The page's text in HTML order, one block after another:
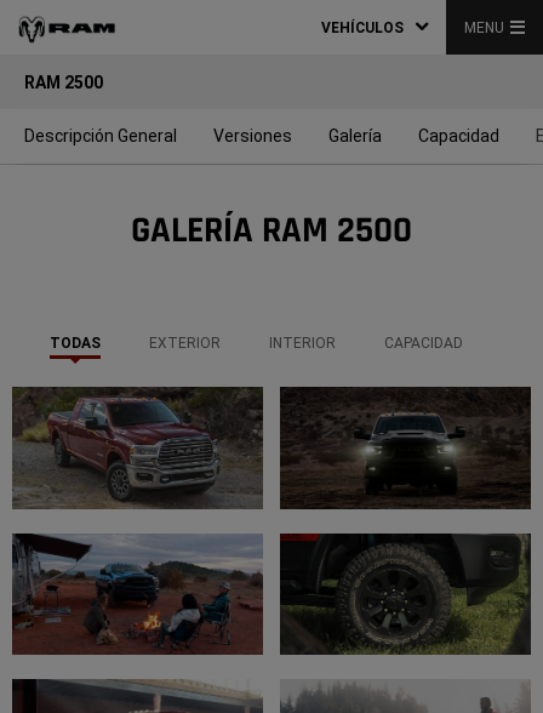
VEHÍCULOS MENU
RAM 2500
Descripción General Versiones Galería Capacidad
GALERÍA RAM 2500
TODAS EXTERIOR INTERIOR CAPACIDAD